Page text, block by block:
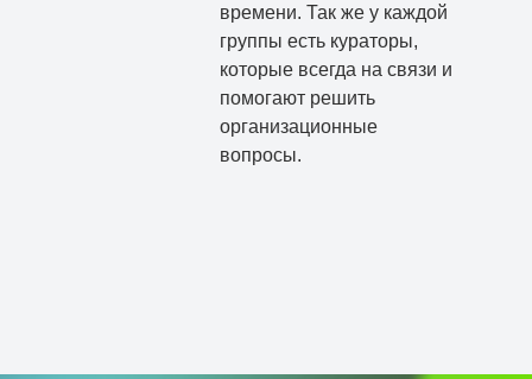
времени. Так же у каждой
группы есть кураторы,
которые всегда на связи и
помогают решить
организационные
вопросы.